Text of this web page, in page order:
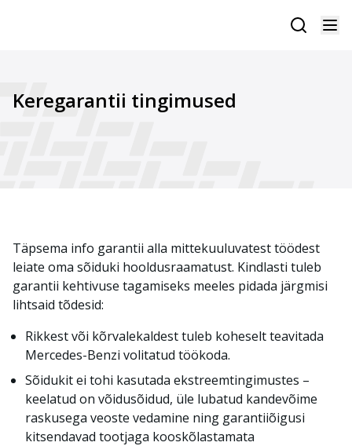
Keregarantii tingimused
Täpsema info garantii alla mittekuuluvatest töödest
leiate oma sõiduki hooldusraamatust. Kindlasti tuleb
garantii kehtivuse tagamiseks meeles pidada järgmisi
lihtsaid tõdesid:
Rikkest või kõrvalekaldest tuleb koheselt teavitada
Mercedes-Benzi volitatud töökoda.
Sõidukit ei tohi kasutada ekstreemtingimustes –
keelatud on võidusõidud, üle lubatud kandevõime
raskusega veoste vedamine ning garantiiõigusi
kitsendavad tootjaga kooskõlastamata